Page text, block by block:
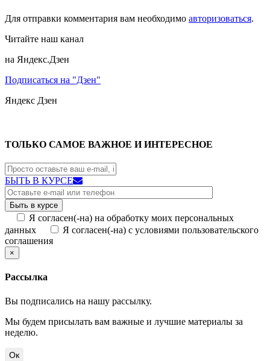
Для отправки комментария вам необходимо авторизоваться.
Читайте наш канал
на Яндекс.Дзен
Подписаться на "Дзен"
Яндекс Дзен
ТОЛЬКО САМОЕ ВАЖНОЕ И ИНТЕРЕСНОЕ
БЫТЬ В КУРСЕ
Я согласен(-на) на обработку моих персональных
данных
Я согласен(-на) с условиями пользовательского
соглашения
×
Рассылка
Вы подписались на нашу рассылку.
Мы будем присылать вам важные и лучшие материалы за
неделю.
Ок